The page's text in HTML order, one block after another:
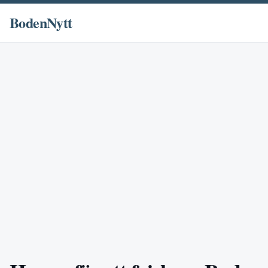
BodenNytt